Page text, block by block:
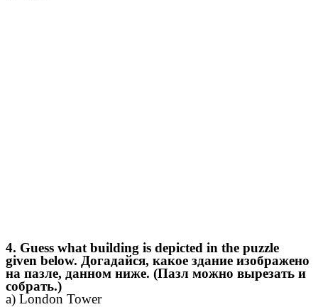
4. Guess what building is depicted in the puzzle
given below. Догадайся, какое здание изображено
на пазле, данном ниже. (Пазл можно вырезать и
собрать.)
a) London Tower